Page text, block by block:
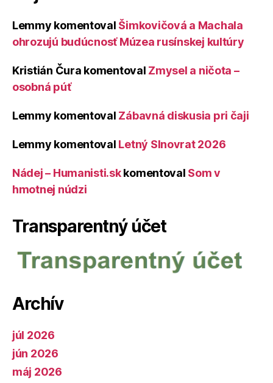
Lemmy komentoval Šimkovičová a Machala
ohrozujú budúcnosť Múzea rusínskej kultúry
Kristián Čura komentoval Zmysel a ničota –
osobná púť
Lemmy komentoval Zábavná diskusia pri čaji
Lemmy komentoval Letný Slnovrat 2026
Nádej – Humanisti.skkomentoval Som v
hmotnej núdzi
Transparentný účet
Archív
júl 2026
jún 2026
máj 2026